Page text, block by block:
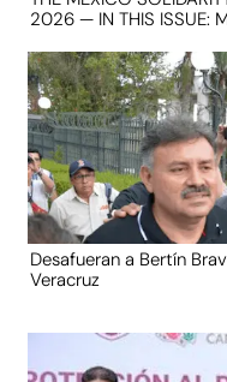
2026 — IN THIS ISSUE:
Desafueran a Bertín
Veracruz